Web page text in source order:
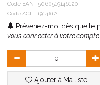
présente dans une
éviter l'évaporation des
biologiques. Chaque sachet
chambres, permettant à nos
Code EAN : 5060519146120
Code ACL : 1914612
Prévenez-moi dès que le
vous connecter à votre
Ajouter à Ma liste